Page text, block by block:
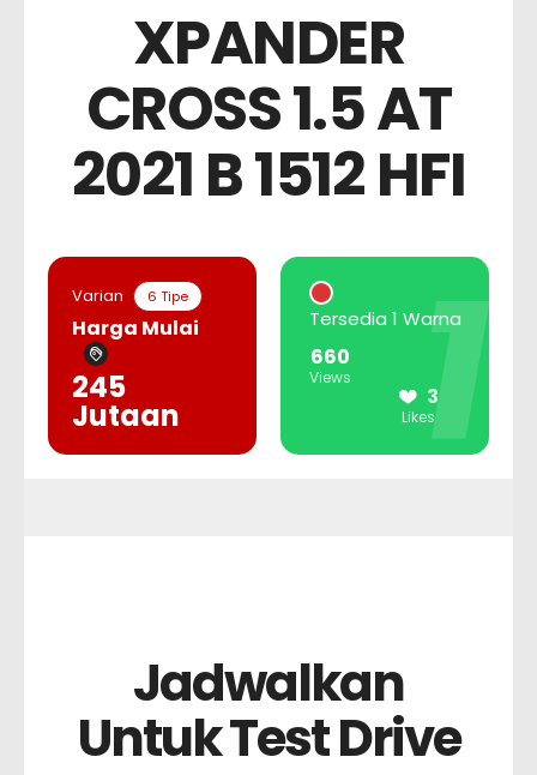
XPANDER
CROSS 1.5 AT
2021 B 1512 HFI
Varian 6 Tipe
Harga Mulai
245
Jutaan
Tersedia 1 Warna
660
Views
3
Likes1
Jadwalkan
Untuk Test Drive